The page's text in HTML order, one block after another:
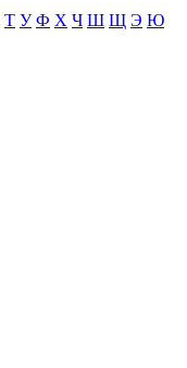
Т У Ф Х Ч Ш Щ Э Ю